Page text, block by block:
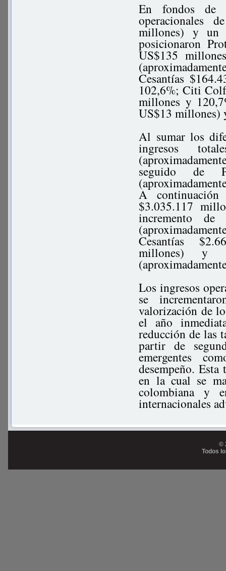
En fondos de
operacionales
millones) y un
posicionaron
US$135
Cesantías
102,6%; Citi
millones y
US$13 millones)
Al sumar los
ingresos
seguido de
A
$3.035.117
incremento
Cesantías
millones) y
Los ingresos
se
valorización de
el año
reducción de las
partir de
emergentes
desempeño.
en la cual se
colombiana y
internacionales
©
Todos